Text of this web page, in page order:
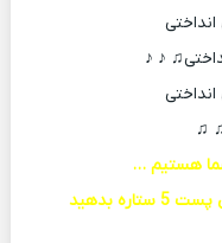
♪ ♪
♫
هستیم …
بدهید